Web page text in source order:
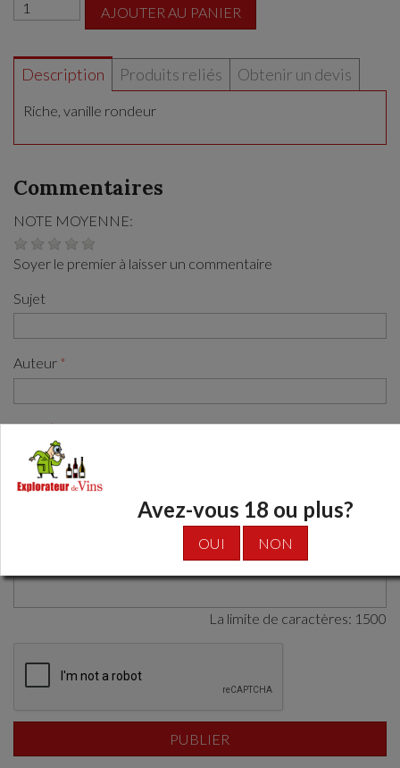
AJOUTER AU PANIER
Description Produits reliés Obtenir un devis
Riche, vanille rondeur
Commentaires
NOTE MOYENNE:
Soyer le premier à laisser un commentaire
Sujet
Auteur
Email
Commentaire
La limite de caractères: 1500
Avez-vous 18 ou plus?
OUI NON